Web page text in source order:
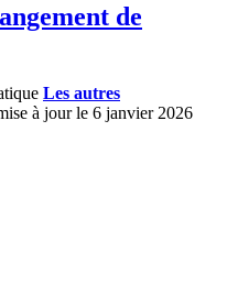
de
Les autres
à jour le 6 janvier 2026